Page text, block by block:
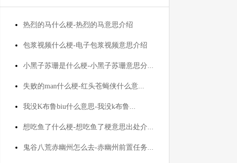
热烈的马什么梗-热烈的马意思介绍
包浆视频什么梗-电子包浆视频意思介绍
小黑子苏珊是什么梗-小黑子苏珊意思分...
失败的man什么梗-红头苍蝇侠什么意...
我没K布鲁biu什么意思-我没k布鲁...
想吃鱼了什么梗-想吃鱼了梗意思出处介...
鬼谷八荒赤幽州怎么去-赤幽州前置任务...